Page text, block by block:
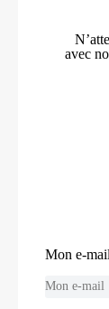
avec
Mon e-